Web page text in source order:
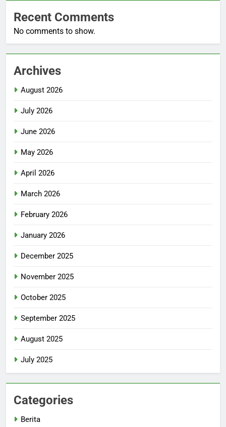
Recent Comments
No comments to show.
Archives
August 2026
July 2026
June 2026
May 2026
April 2026
March 2026
February 2026
January 2026
December 2025
November 2025
October 2025
September 2025
August 2025
July 2025
Categories
Berita